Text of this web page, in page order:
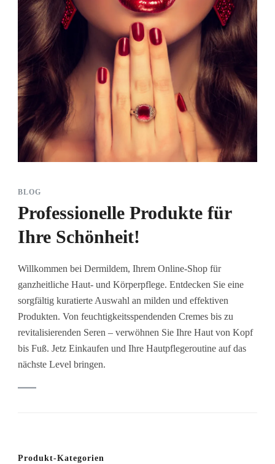
BLOG
Professionelle Produkte für
Ihre Schönheit!
Willkommen bei Dermildem, Ihrem Online-Shop für
ganzheitliche Haut- und Körperpflege. Entdecken Sie eine
sorgfältig kuratierte Auswahl an milden und effektiven
Produkten. Von feuchtigkeitsspendenden Cremes bis zu
revitalisierenden Seren – verwöhnen Sie Ihre Haut von Kopf
bis Fuß. Jetz Einkaufen und Ihre Hautpflegeroutine auf das
nächste Level bringen.
Produkt-Kategorien